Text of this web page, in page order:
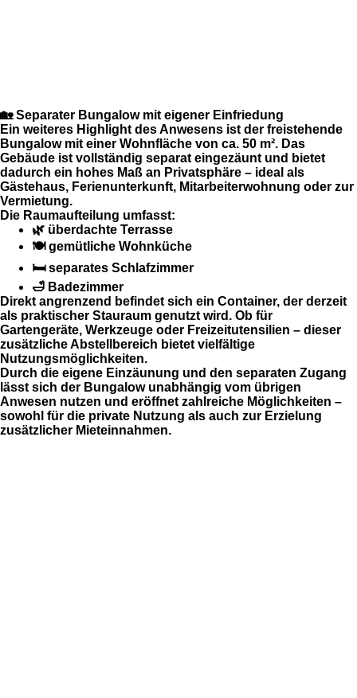
🏡 Separater Bungalow mit eigener Einfriedung
Ein weiteres Highlight des Anwesens ist der freistehende
Bungalowmit einer Wohnfläche von ca. 50 m². Das
Gebäude ist vollständig separat eingezäunt und bietet
dadurch ein hohes Maß an Privatsphäre – ideal als
Gästehaus, Ferienunterkunft, Mitarbeiterwohnung oder zur
Vermietung.
Die Raumaufteilung umfasst:
🌿 überdachte Terrasse
🍽️ gemütliche Wohnküche
🛏️ separates Schlafzimmer
🛁 Badezimmer
Direkt angrenzend befindet sich ein Container, der derzeit
als praktischer Stauraum genutzt wird. Ob für
Gartengeräte, Werkzeuge oder Freizeitutensilien – dieser
zusätzliche Abstellbereich bietet vielfältige
Nutzungsmöglichkeiten.
Durch die eigene Einzäunung und den separaten Zugang
lässt sich der Bungalow unabhängig vom übrigen
Anwesen nutzen und eröffnet zahlreiche Möglichkeiten –
sowohl für die private Nutzung als auch zur Erzielung
zusätzlicher Mieteinnahmen.